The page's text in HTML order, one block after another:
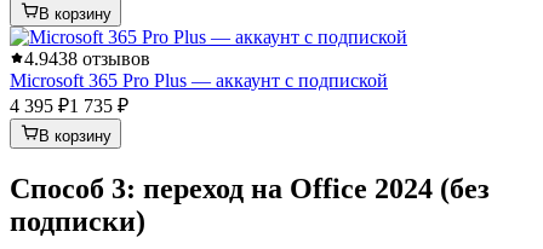
В корзину
4.9438 отзывов
Microsoft 365 Pro Plus — аккаунт с подпиской
4 395 ₽1 735 ₽
В корзину
Способ 3: переход на Office 2024 (без
подписки)